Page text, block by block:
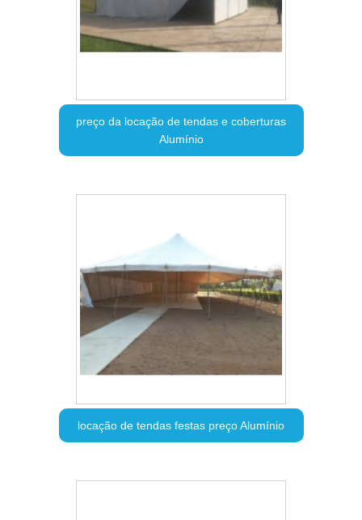
preço da locação de tendas e coberturas
Alumínio
locação de tendas festas preço Alumínio